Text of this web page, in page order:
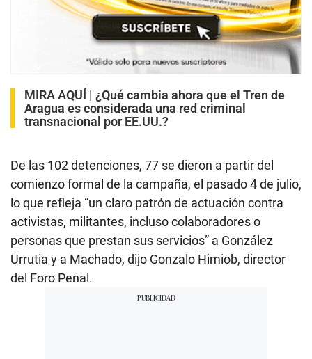
MIRA AQUÍ | ¿Qué cambia ahora que el Tren de
Aragua es considerada una red criminal
transnacional por EE.UU.?
De las 102 detenciones, 77 se dieron a partir del
comienzo formal de la campaña, el pasado 4 de julio,
lo que refleja “un claro patrón de actuación contra
activistas, militantes, incluso colaboradores o
personas que prestan sus servicios” a González
Urrutia y a Machado, dijo Gonzalo Himiob, director
del Foro Penal.